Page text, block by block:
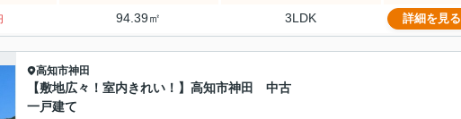
94.39㎡ 3LDK 詳細を見る
高知市神田
【敷地広々！室内きれい！】高知市神田 中古
一戸建て